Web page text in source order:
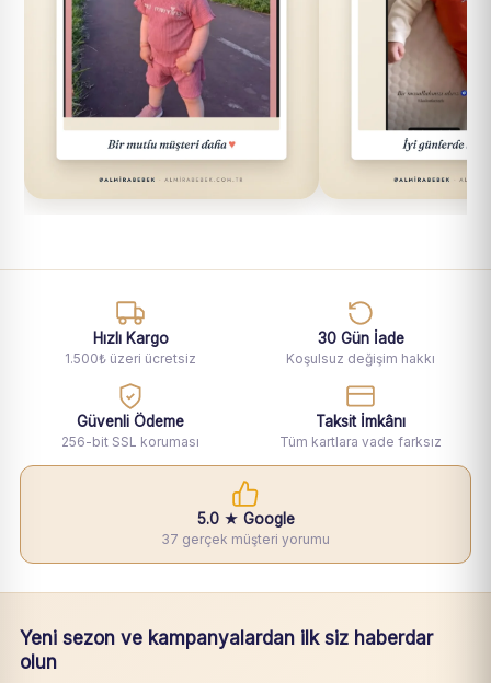
Hızlı Kargo
1.500₺ üzeri ücretsiz
30 Gün İade
Koşulsuz değişim hakkı
Güvenli Ödeme
256-bit SSL koruması
Taksit İmkânı
Tüm kartlara vade farksız
5.0 ★ Google
37 gerçek müşteri yorumu
Yeni sezon ve kampanyalardan ilk siz haberdar
olun